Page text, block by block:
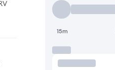
15m